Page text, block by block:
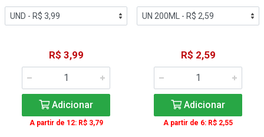
R$ 3,99
Adicionar
A partir de 12: R$ 3,79
R$ 2,59
Adicionar
A partir de 6: R$ 2,55